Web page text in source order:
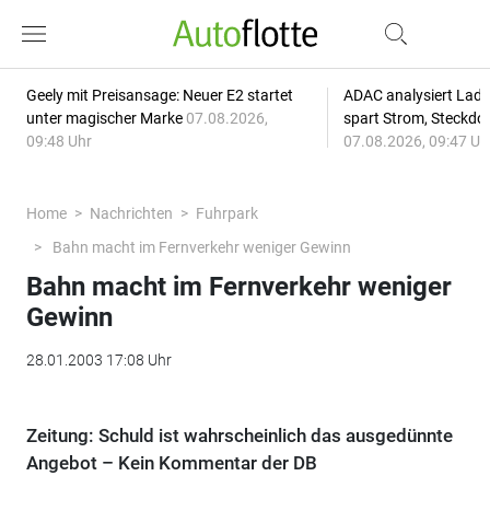
Geely mit Preisansage: Neuer E2 startet
unter magischer Marke 07.08.2026,
09:48 Uhr
ADAC analysiert
spart Strom,
07.08.2026, 09:47
Home Nachrichten
Fuhrpark
Bahn macht im Fernverkehr weniger Gewinn
Bahn macht im Fernverkehr weniger
Gewinn
28.01.2003 17:08 Uhr
Zeitung: Schuld ist wahrscheinlich das ausgedünnte
Angebot – Kein Kommentar der DB